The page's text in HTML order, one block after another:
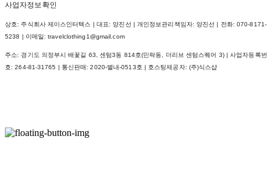
사업자정보확인
상호: 주식회사 제이스인터텍스 | 대표: 양진선 | 개인정보관리책임자: 양진선 | 전화: 070-8171-
5238 | 이메일: travelclothing1@gmail.com
주소: 경기도 의정부시 배꽃길 63, 센텀3동 814호(민락동, 더리브 센텀스퀘어 3) | 사업자등록번
호:264-81-31765 | 통신판매:2020-별내-0513호 | 호스팅제공자: (주)식스샵